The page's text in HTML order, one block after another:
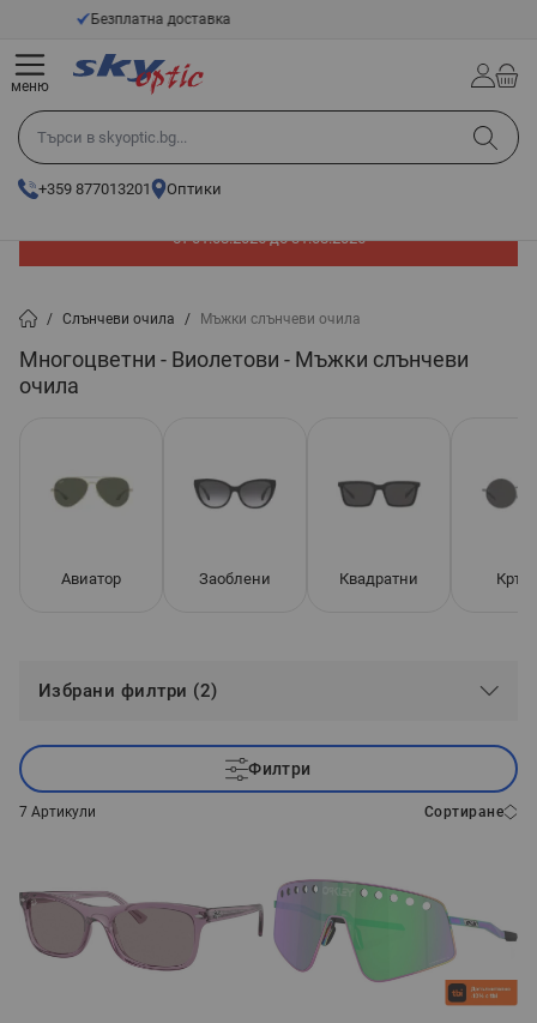
Прескачане към съдържанието14 - Дневен срок за връщане
Търси в skyoptic.bg...
+359 877013201 Оптики
меню
от 01.08.2026 до 31.08.2026
/ Слънчеви очила / Мъжки слънчеви очила
Многоцветни - Виолетови - Мъжки слънчеви
очила
Авиатор Заоблени Квадратни
Избрани филтри (2)
Филтри
7 Артикули Сортиране